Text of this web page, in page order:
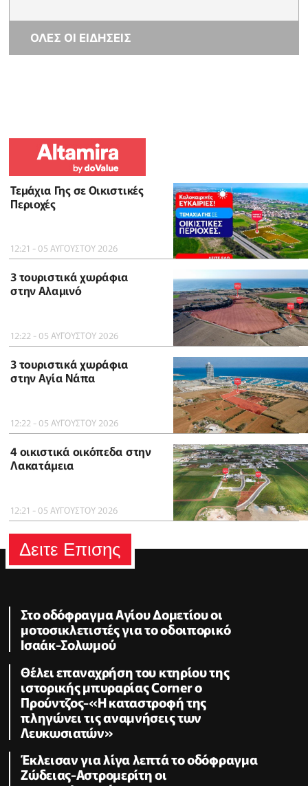
ΟΛΕΣ ΟΙ ΕΙΔΗΣΕΙΣ
Τεμάχια Γης σε Οικιστικές
Περιοχές
12:21 - 05 ΑΥΓΟΥΣΤΟΥ 2026
3 τουριστικά χωράφια
στην Αλαμινό
12:22 - 05 ΑΥΓΟΥΣΤΟΥ 2026
3 τουριστικά χωράφια
στην Αγία Νάπα
12:22 - 05 ΑΥΓΟΥΣΤΟΥ 2026
4 οικιστικά οικόπεδα στην
Λακατάμεια
12:21 - 05 ΑΥΓΟΥΣΤΟΥ 2026
Δειτε Επισης
Στο οδόφραγμα Αγίου Δομετίου οι
μοτοσικλετιστές για το οδοιπορικό
Ισαάκ-Σολωμού
Θέλει επαναχρήση του κτηρίου της
ιστορικής μπυραρίας Corner ο
Προύντζος-«Η καταστροφή της
πληγώνει τις αναμνήσεις των
Λευκωσιατών»
Έκλεισαν για λίγα λεπτά το οδόφραγμα
Ζώδειας-Αστρομερίτη οι